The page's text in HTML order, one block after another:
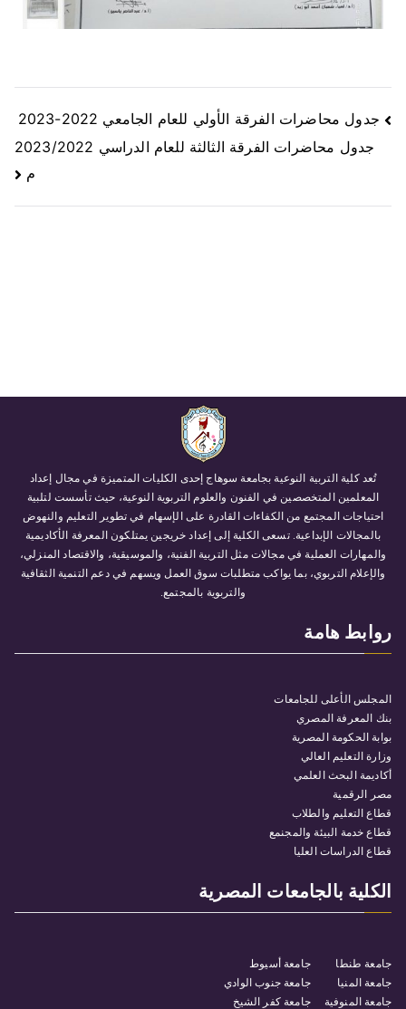
جدول محاضرات الفرقة الأولي للعام الجامعي 2022-2023
جدول محاضرات الفرقة الثالثة للعام الدراسي 2023/2022
م
تُعد كلية التربية النوعية بجامعة سوهاج إحدى الكليات المتميزة في مجال إعداد
المعلمين المتخصصين في الفنون والعلوم التربوية النوعية، حيث تأسست لتلبية
احتياجات المجتمع من الكفاءات القادرة على الإسهام في تطوير التعليم والنهوض
بالمجالات الإبداعية. تسعى الكلية إلى إعداد خريجين يمتلكون المعرفة الأكاديمية
والمهارات العملية في مجالات مثل التربية الفنية، والموسيقية، والاقتصاد المنزلي،
والإعلام التربوي، بما يواكب متطلبات سوق العمل ويسهم في دعم التنمية الثقافية
والتربوية بالمجتمع.
روابط هامة
المجلس الأعلى للجامعات
بنك المعرفة المصري
بوابة الحكومة المصرية
وزارة التعليم العالي
أكاديمة البحث العلمي
مصر الرقمية
قطاع التعليم والطلاب
قطاع خدمة البيئة والمجنمع
قطاع الدراسات العليا
الكلية بالجامعات المصرية
جامعة طنطا
جامعة المنيا
جامعة المنوفية
جامعة أسيوط
جامعة جنوب الوادي
جامعة كفر الشيخ